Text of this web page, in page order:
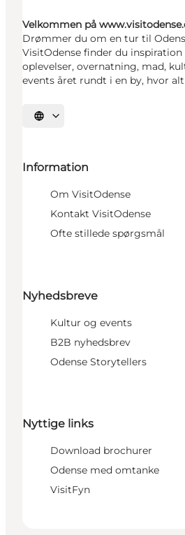
Velkommen på
Drømmer du om en tur til
VisitOdense finder du
oplevelser, overnatning, mad,
events året rundt i en by, hvor
Vælg sprog
Information
Om VisitOdense
Kontakt VisitOdense
Ofte stillede spørgsmål
Nyhedsbreve
Kultur og events
B2B nyhedsbrev
Odense Storytellers
Nyttige links
Download brochurer
Odense med omtanke
VisitFyn